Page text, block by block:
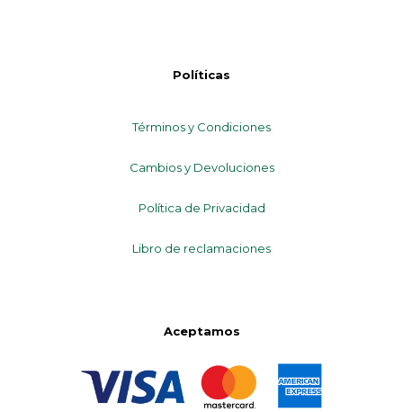
Políticas
Términos y Condiciones
Cambios y Devoluciones
Política de Privacidad
Libro de reclamaciones
Aceptamos